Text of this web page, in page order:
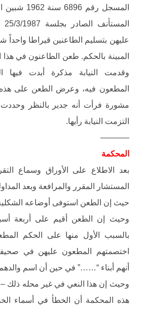
المسجل رقم
المبينة بالحكم. طعن الطاعنون في
وقدمت النيابة مذكرة أبدت فيها
المطعون فيه، وعرض الطعن على
مشورة فرأت أنه جدير بالنظر
التزمت النيابة رأيها.
———–
المحكمة
بعد الاطلاع على الأوراق وسماع
المستشار المقرر والمرافعة وبعد
حيث إن الطعن استوفى أوضاعه
وحيث إن الطعن أقيم على أربعة
بالسبب الأول منها على الحكم
اختصمتهم المطعون عليهن في صحيفة
أنهم أبناء “……” في حين أن اسم
وحيث إن هذا النعي في غير محله ذلك
هذه المحكمة أن الخطأ في أسماء